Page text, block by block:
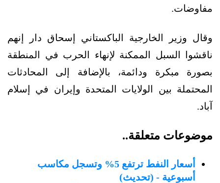
مفاوضات.
وقال وزير الخارجية الباكستاني إسحاق دار إنهم
ناقشوا السبل الممكنة لإنهاء الحرب في المنطقة
بصورة مبكرة ودائمة، بالإضافة إلى المحادثات
المحتملة بين الولايات المتحدة وإيران في إسلام
آباد.
موضوعات متعلقة..
أسعار النفط ترتفع 5% وتسجل مكاسب
أسبوعية - (تحديث)